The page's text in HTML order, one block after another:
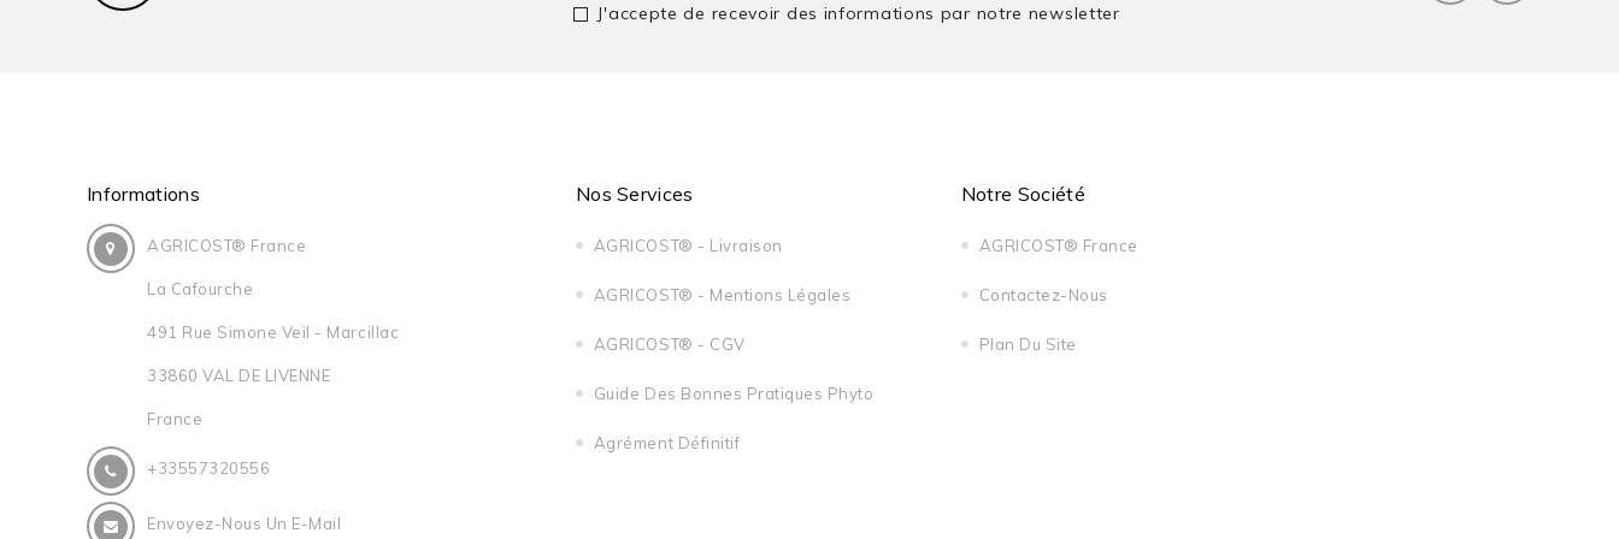
J'accepte de recevoir des informations par notre newsletter
Informations
AGRICOST® France
La Cafourche
491 Rue Simone Veil - Marcillac
33860 VAL DE LIVENNE
France
+33557320556
Envoyez-Nous Un E-Mail
Nos Services
AGRICOST® - Livraison
AGRICOST® - Mentions Légales
AGRICOST® - CGV
Guide Des Bonnes Pratiques Phyto
Agrément Définitif
Notre Société
AGRICOST® France
Contactez-Nous
Plan Du Site